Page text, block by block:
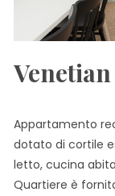
Appartamento
dotato di cortile
letto, cucina
Quartiere è